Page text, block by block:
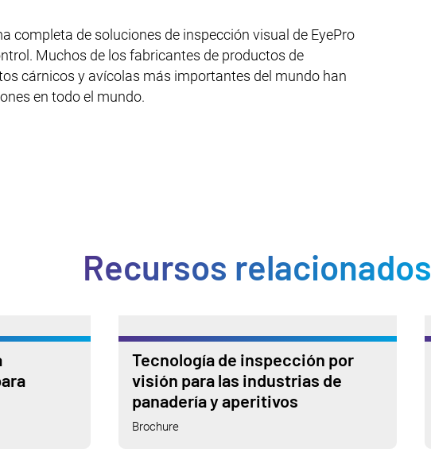
completa de soluciones de inspección visual de EyePro
Muchos de los fabricantes de productos de
cárnicos y avícolas más importantes del mundo han
en todo el mundo.
Recursos relacionados
Tecnología de inspección por
visión para las industrias de
panadería y aperitivos
Brochure